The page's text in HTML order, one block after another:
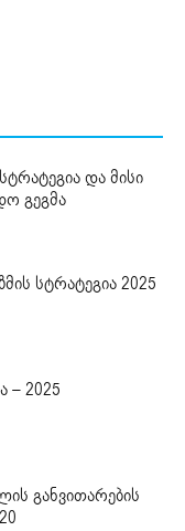
და მისი
გეგმა
სტრატეგია 2025
– 2025
განვითარების